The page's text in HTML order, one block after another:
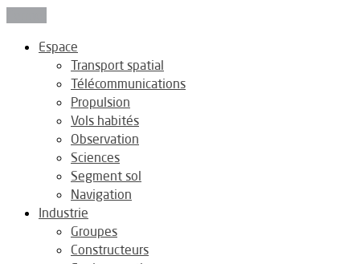
Espace
Transport spatial
Télécommunications
Propulsion
Vols habités
Observation
Sciences
Segment sol
Navigation
Industrie
Groupes
Constructeurs